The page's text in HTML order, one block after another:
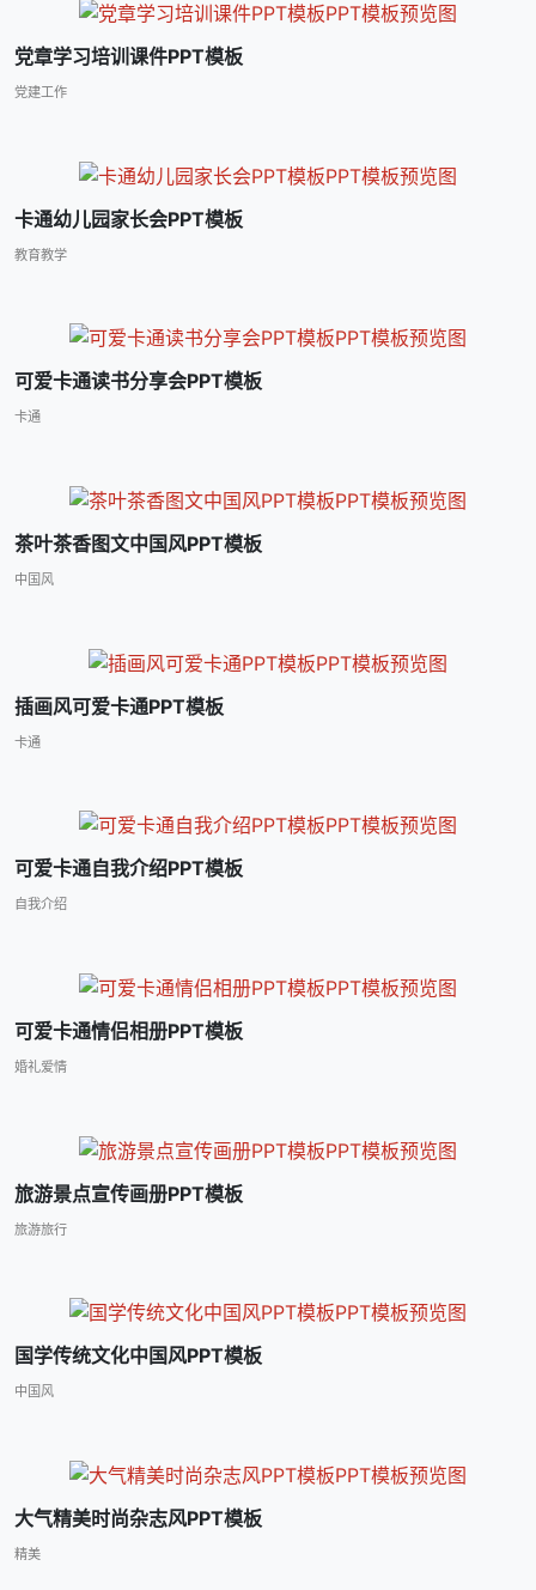
党章学习培训课件PPT模板
党建工作
卡通幼儿园家长会PPT模板
教育教学
可爱卡通读书分享会PPT模板
卡通
茶叶茶香图文中国风PPT模板
中国风
插画风可爱卡通PPT模板
卡通
可爱卡通自我介绍PPT模板
自我介绍
可爱卡通情侣相册PPT模板
婚礼爱情
旅游景点宣传画册PPT模板
旅游旅行
国学传统文化中国风PPT模板
中国风
大气精美时尚杂志风PPT模板
精美